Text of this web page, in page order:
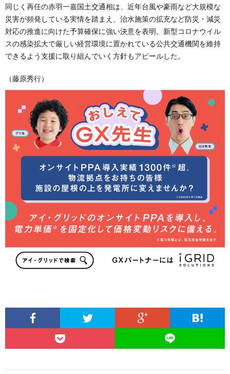
同じく再任の赤羽一嘉国土交通相は、近年台風や豪雨など大規模な
災害が頻発している実情を踏まえ、治水施策の拡充など防災・減災
対応の推進に向けた予算確保に強い決意を表明。新型コロナウイル
スの感染拡大で厳しい経営環境に置かれている公共交通機関を維持
できるよう支援に取り組んでいく方針もアピールした。
（藤原秀行）